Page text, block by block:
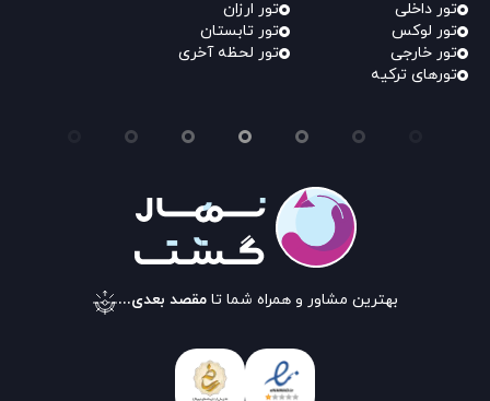
تور داخلی
تور ارزان
تور لوکس
تور تابستان
تور خارجی
تور لحظه آخری
تورهای ترکیه
بهترین مشاور و همراه شما تا مقصد بعدی...